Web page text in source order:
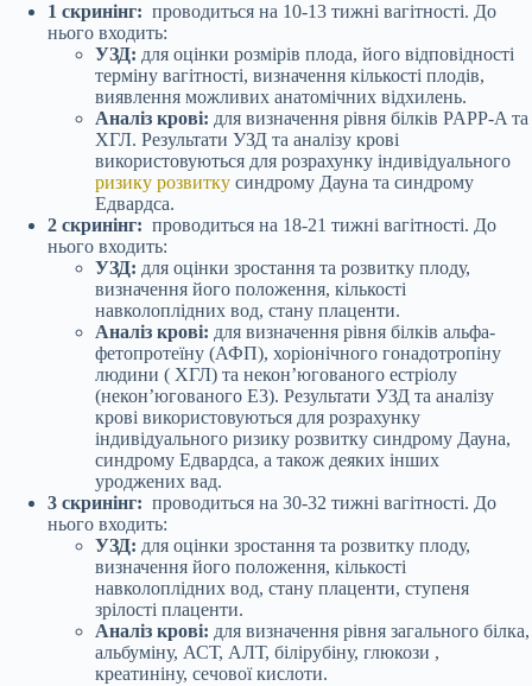
1 скринінг: проводиться на 10-13 тижні вагітності. До
нього входить:
УЗД: для оцінки розмірів плода, його відповідності
терміну вагітності, визначення кількості плодів,
виявлення можливих анатомічних відхилень.
Аналіз крові: для визначення рівня білків PAPP-A та
ХГЛ. Результати УЗД та аналізу крові
використовуються для розрахунку індивідуального
ризику розвитку синдрому Дауна та синдрому
Едвардса.
2 скринінг: проводиться на 18-21 тижні вагітності. До
нього входить:
УЗД: для оцінки зростання та розвитку плоду,
визначення його положення, кількості
навколоплідних вод, стану плаценти.
Аналіз крові: для визначення рівня білків альфа-
фетопротеїну (АФП), хоріонічного гонадотропіну
людини ( ХГЛ) та некон’югованого естріолу
(некон’югованого Е3). Результати УЗД та аналізу
крові використовуються для розрахунку
індивідуального ризику розвитку синдрому Дауна,
синдрому Едвардса, а також деяких інших
уроджених вад.
3 скринінг: проводиться на 30-32 тижні вагітності. До
нього входить:
УЗД: для оцінки зростання та розвитку плоду,
визначення його положення, кількості
навколоплідних вод, стану плаценти, ступеня
зрілості плаценти.
Аналіз крові: для визначення рівня загального білка,
альбуміну, АСТ, АЛТ, білірубіну, глюкози ,
креатиніну, сечової кислоти.